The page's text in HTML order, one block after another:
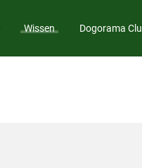
Wissen Dogorama